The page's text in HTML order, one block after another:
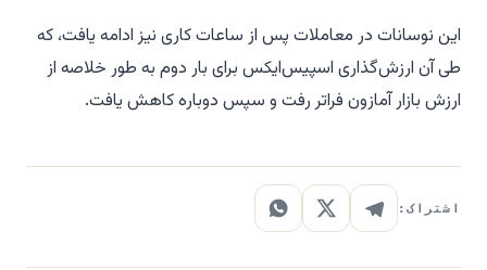
این نوسانات در معاملات پس از ساعات کاری نیز ادامه یافت، که
طی آن ارزش‌گذاری اسپیس‌ایکس برای بار دوم به طور خلاصه از
ارزش بازار آمازون فراتر رفت و سپس دوباره کاهش یافت.
اشتراک: